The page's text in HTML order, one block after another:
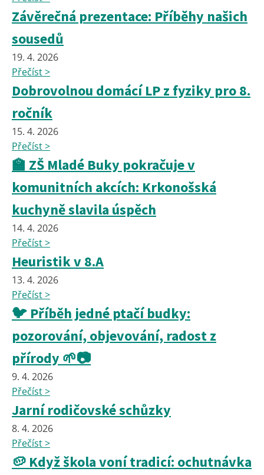
Závěrečná prezentace: Příběhy našich
sousedů
19. 4. 2026
Přečíst >
Dobrovolnou domácí LP z fyziky pro 8.
ročník
15. 4. 2026
Přečíst >
🏫 ZŠ Mladé Buky pokračuje v
komunitních akcích: Krkonošská
kuchyně slavila úspěch
14. 4. 2026
Přečíst >
Heuristik v 8.A
13. 4. 2026
Přečíst >
🐦 Příběh jedné ptačí budky:
pozorování, objevování, radost z
přírody 🌱📷
9. 4. 2026
Přečíst >
Jarní rodičovské schůzky
8. 4. 2026
Přečíst >
🥔 Když škola voní tradicí: ochutnávka